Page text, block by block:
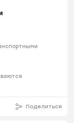
Поделиться